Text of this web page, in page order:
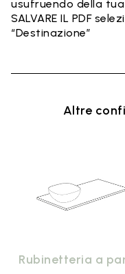
usufruendo della
SALVARE IL PDF
“Destinazione”
Altre
Rubinetteria a